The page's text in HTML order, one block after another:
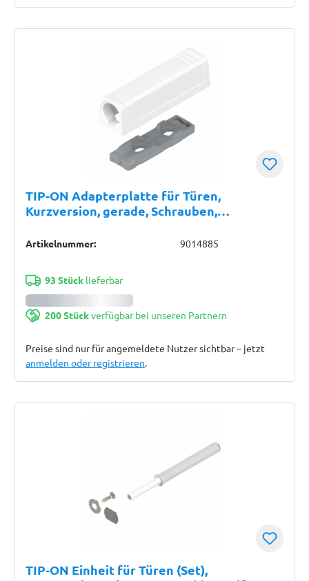
TIP-ON Adapterplatte für Türen,
Kurzversion, gerade, Schrauben,
Artikelnummer: 9014885
93 Stücklieferbar
200 Stückverfügbar bei unseren Partnern
Preise sind nur für angemeldete Nutzer sichtbar – jetzt
anmelden oder registrieren.
TIP-ON Einheit für Türen (Set),